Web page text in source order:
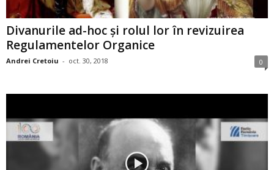
Divanurile ad-hoc și rolul lor în revizuirea
Regulamentelor Organice
Andrei Cretoiu - oct. 30, 2018 0